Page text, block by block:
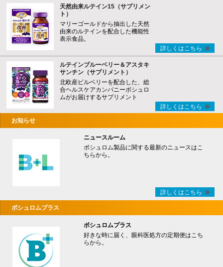
天然由来ルテイン15（サプリメン
ト）
マリーゴールドから抽出した天然
由来のルテインを配合した機能性
表示食品。
詳しくはこちら
ルテインブルーベリー＆アスタキ
サンチン（サプリメント）
北欧産ビルベリーを配合した、総
合ヘルスケアカンパニーボシュロ
ムがお届けするサプリメント
詳しくはこちら
お知らせ
ニュースルーム
ボシュロム製品に関する最新のニュースはこ
ちらから。
詳しくはこちら
ボシュロムプラス
ボシュロムプラス
好きな時に届く、眼科医処方の定期便はこち
らから。